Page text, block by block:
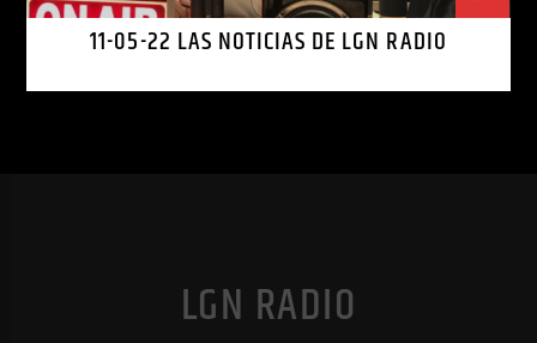
11-05-22 LAS NOTICIAS DE LGN RADIO
LGN RADIO